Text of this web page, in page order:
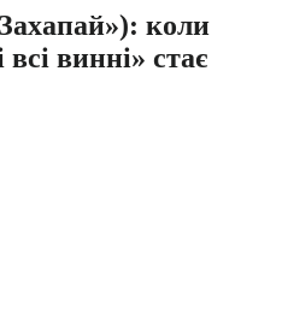
коли
винні» стає